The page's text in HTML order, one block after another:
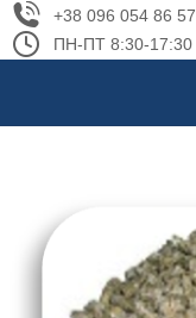
+38 096 054 86 57
ПН-ПТ 8:30-17:30